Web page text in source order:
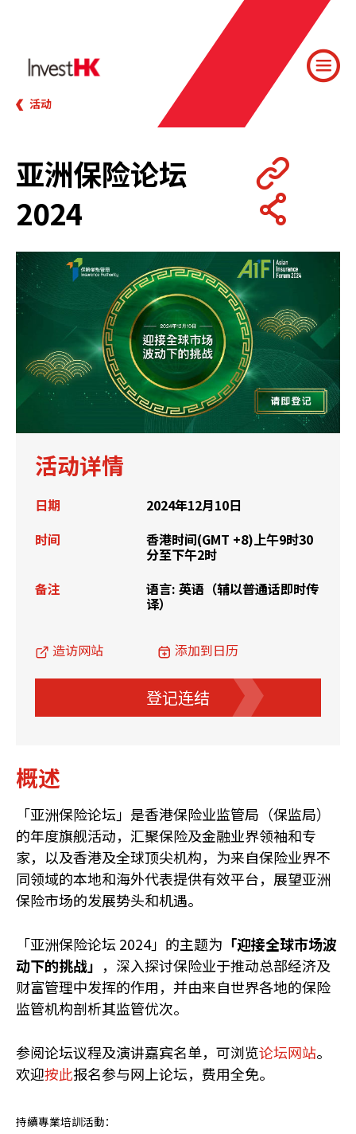
活动
亚洲保险论坛
2024
活动详情
日期
2024年12月10日
时间
香港时间(GMT +8)上午9时30
分至下午2时
备注
语言: 英语（辅以普通话即时传
译）
造访网站 添加到日历
登记连结
概述
「亚洲保险论坛」是香港保险业监管局（保监局）
的年度旗舰活动，汇聚保险及金融业界领袖和专
家，以及香港及全球顶尖机构，为来自保险业界不
同领域的本地和海外代表提供有效平台，展望亚洲
保险市场的发展势头和机遇。
「亚洲保险论坛 2024」的主题为 「迎接全球市场波
动下的挑战」 ，深入探讨保险业于推动总部经济及
财富管理中发挥的作用，并由来自世界各地的保险
监管机构剖析其监管优次。
参阅论坛议程及演讲嘉宾名单，可浏览论坛网站。
欢迎按此报名参与网上论坛，费用全免。
持續專業培訓活動：